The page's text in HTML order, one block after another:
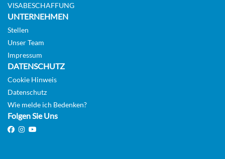
Deck 2 – Mistral
Suite
Owner Suite with balcony-[OS]
VISABESCHAFFUNG
UNTERNEHMEN
Stellen
Unser Team
Impressum
DATENSCHUTZ
Cookie Hinweis
Datenschutz
Wie melde ich Bedenken?
Folgen Sie Uns